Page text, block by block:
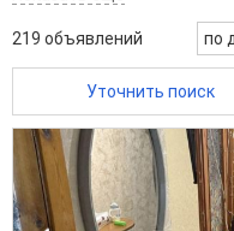
219 объявлений по
Уточнить поиск